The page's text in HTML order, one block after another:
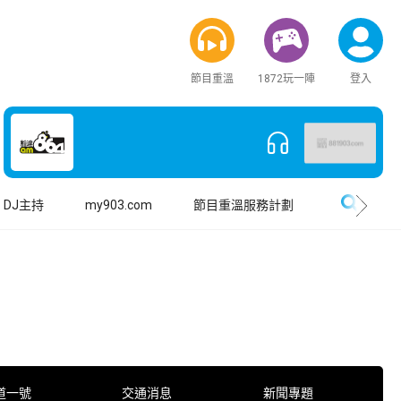
節目重溫 1872玩一陣 登入
DJ主持 my903.com 節目重溫服務計劃
一號 交通消息 新聞專題